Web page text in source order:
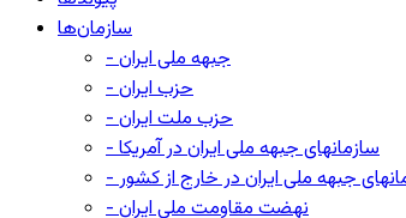
سازمان‌ها
- جبهه ملی ایران
- حزب ایران
- حزب ملت ایران
- سازمانهای جبهه ملی ایران در آمریکا
جبهه ملی ایران در خارج از کشور
- نهضت مقاومت ملی ایران